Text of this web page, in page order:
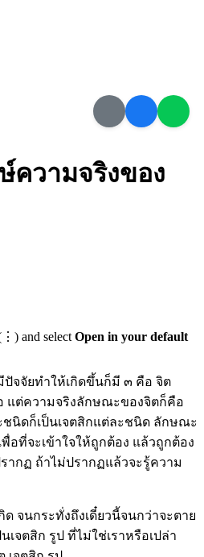
วามจริงของ
and select Open in your default
จจัยทำให้เกิดขึ้นก็มี ๓ คือ จิต
แต่ความจริงลักษณะของจิตก็คือ
นิดก็เป็นเจตสิกแต่ละชนิด ลักษณะ
พื่อที่จะเข้าใจให้ถูกต้อง แล้วถูกต้อง
ากฏ ถ้าไม่ปรากฏแล้วจะรู้ความ
จนกระทั่งถึงเดี๋ยวนี้จนกว่าจะตาย
เจตสิก รูป ที่ไม่ใช่เราหรือเปล่า